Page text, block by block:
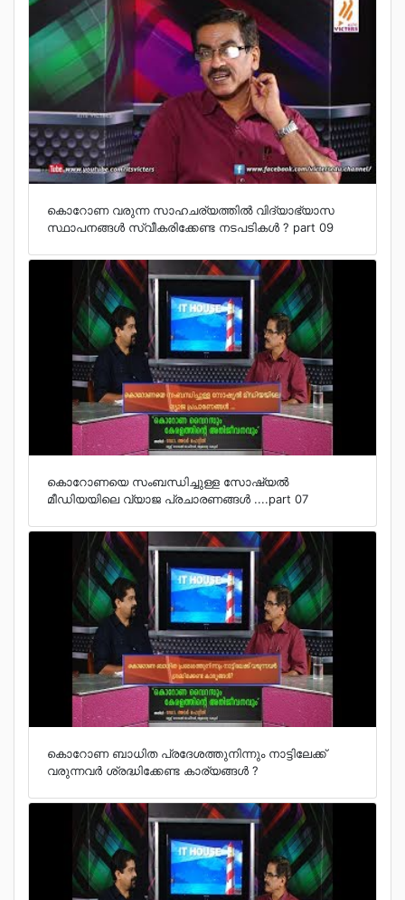
കൊറോണ വരുന്ന സാഹചര്യത്തില്‍ വിദ്യാഭ്യാസ
സ്ഥാപനങ്ങള്‍ സ്വീകരിക്കേണ്ട നടപടികള്‍ ? part 09
കൊറോണയെ സംബന്ധിച്ചുള്ള സോഷ്യല്‍
മീഡിയയിലെ വ്യാജ പ്രചാരണങ്ങള്‍ ....part 07
കൊറോണ ബാധിത പ്രദേശത്തുനിന്നും നാട്ടിലേക്ക്
വരുന്നവര്‍ ശ്രദ്ധിക്കേണ്ട കാര്യങ്ങള്‍ ?